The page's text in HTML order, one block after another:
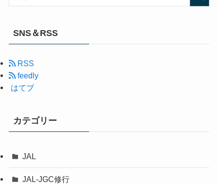
SNS＆RSS
RSS
feedly
はてブ
カテゴリー
JAL
JAL-JGC修行